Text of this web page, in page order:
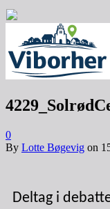
0
By Lotte Bøgevig on
Deltag i